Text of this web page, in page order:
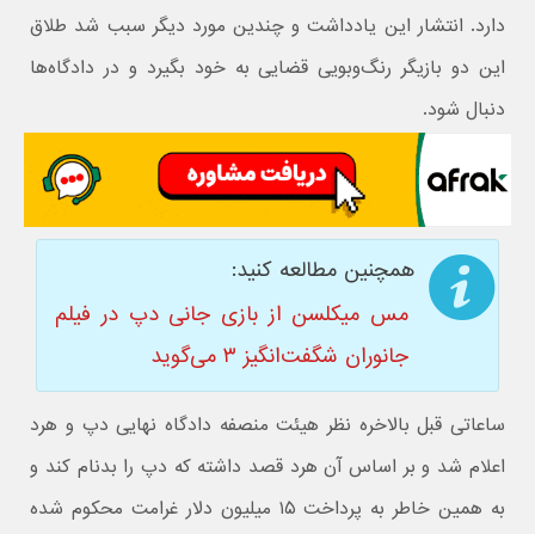
دارد. انتشار این یادداشت و چندین مورد دیگر سبب شد طلاق
این دو بازیگر رنگ‌وبویی قضایی به خود بگیرد و در دادگاه‌ها
دنبال شود.
همچنین مطالعه کنید:
مس میکلسن از بازی جانی دپ در فیلم
جانوران شگفت‌انگیز ۳ می‌گوید
ساعاتی قبل بالاخره نظر هیئت منصفه دادگاه نهایی دپ و هرد
اعلام شد و بر اساس آن هرد قصد داشته که دپ را بدنام کند و
به همین خاطر به پرداخت ۱۵ میلیون دلار غرامت محکوم شده